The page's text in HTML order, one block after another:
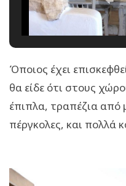
Όποιος έχει
θα είδε ότι στους
έπιπλα, τραπέζια από
πέργκολες, και πολλά